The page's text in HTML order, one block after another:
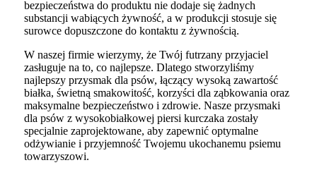
bezpieczeństwa do produktu nie dodaje się żadnych
substancji wabiących żywność, a w produkcji stosuje się
surowce dopuszczone do kontaktu z żywnością.
W naszej firmie wierzymy, że Twój futrzany przyjaciel
zasługuje na to, co najlepsze. Dlatego stworzyliśmy
najlepszy przysmak dla psów, łączący wysoką zawartość
białka, świetną smakowitość, korzyści dla ząbkowania oraz
maksymalne bezpieczeństwo i zdrowie. Nasze przysmaki
dla psów z wysokobiałkowej piersi kurczaka zostały
specjalnie zaprojektowane, aby zapewnić optymalne
odżywianie i przyjemność Twojemu ukochanemu psiemu
towarzyszowi.